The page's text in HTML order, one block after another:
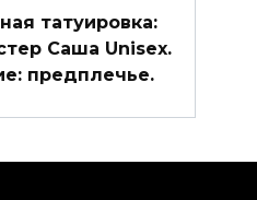
татуировка:
Саша Unisex.
предплечье.